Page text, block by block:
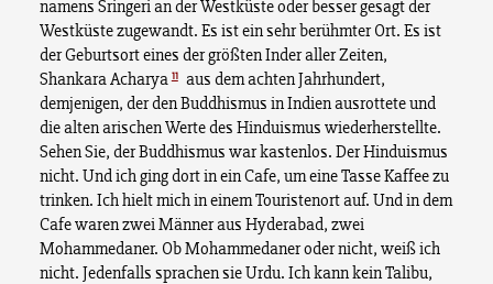
namens Sringeri an der Westküste oder besser gesagt der
Westküste zugewandt. Es ist ein sehr berühmter Ort. Es ist
der Geburtsort eines der größten Inder aller Zeiten,
Shankara Acharya 11 aus dem achten Jahrhundert,
demjenigen, der den Buddhismus in Indien ausrottete und
die alten arischen Werte des Hinduismus wiederherstellte.
Sehen Sie, der Buddhismus war kastenlos. Der Hinduismus
nicht. Und ich ging dort in ein Cafe, um eine Tasse Kaffee zu
trinken. Ich hielt mich in einem Touristenort auf. Und in dem
Cafe waren zwei Männer aus Hyderabad, zwei
Mohammedaner. Ob Mohammedaner oder nicht, weiß ich
nicht. Jedenfalls sprachen sie Urdu. Ich kann kein Talibu,